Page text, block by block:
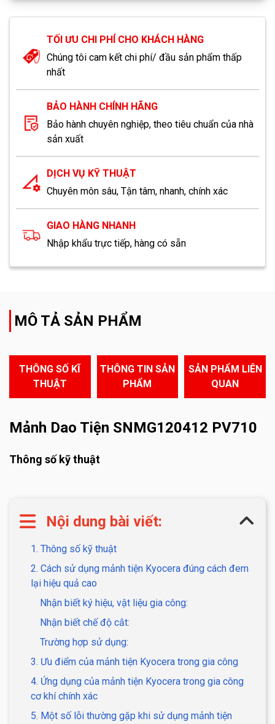
TỐI ƯU CHI PHÍ CHO KHÁCH HÀNG
Chúng tôi cam kết chi phí/ đầu sản phẩm thấp
nhất
BẢO HÀNH CHÍNH HÃNG
Bảo hành chuyên nghiệp, theo tiêu chuẩn của nhà
sản xuất
DỊCH VỤ KỸ THUẬT
Chuyên môn sâu, Tận tâm, nhanh, chính xác
GIAO HÀNG NHANH
Nhập khẩu trực tiếp, hàng có sẵn
MÔ TẢ SẢN PHẨM
THÔNG SỐ KĨ
THUẬT
THÔNG TIN SẢN
PHẨM
SẢN PHẨM LIÊN
QUAN
Mảnh Dao Tiện SNMG120412 PV710
Thông số kỹ thuật
Nội dung bài viết:
1. Thông số kỹ thuật
2. Cách sử dụng mảnh tiện Kyocera đúng cách đem
lại hiệu quả cao
Nhận biết ký hiệu, vật liệu gia công:
Nhận biết chế độ cắt:
Trường hợp sử dụng:
3. Ưu điểm của mảnh tiện Kyocera trong gia công
4. Ứng dụng của mảnh tiện Kyocera trong gia công
cơ khí chính xác
5. Một số lỗi thường gặp khi sử dụng mảnh tiện